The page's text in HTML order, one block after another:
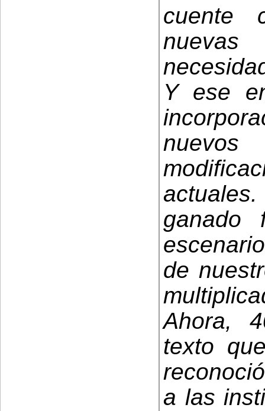
cuente
Y ese
ganado
de
Ahora,
texto
a las